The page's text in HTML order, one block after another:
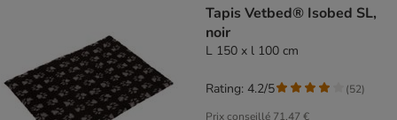
Tapis Vetbed® Isobed SL,
noir
L 150 x l 100 cm
Prix conseillé 71,47 €
Rating: 4.2/5 (52)